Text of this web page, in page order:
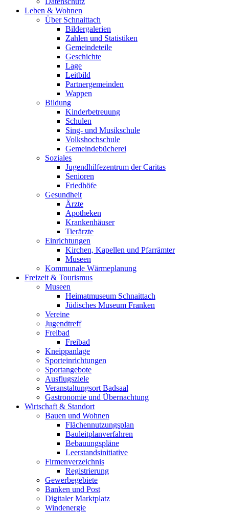
Leben & Wohnen
Über Schnaittach
Bildergalerien
Zahlen und Statistiken
Gemeindeteile
Geschichte
Lage
Leitbild
Partnergemeinden
Wappen
Bildung
Kinderbetreuung
Schulen
Sing- und Musikschule
Volkshochschule
Gemeindebücherei
Soziales
Jugendhilfezentrum der Caritas
Senioren
Friedhöfe
Gesundheit
Ärzte
Apotheken
Krankenhäuser
Tierärzte
Einrichtungen
Kirchen, Kapellen und Pfarrämter
Museen
Kommunale Wärmeplanung
Freizeit & Tourismus
Museen
Heimatmuseum Schnaittach
Jüdisches Museum Franken
Vereine
Jugendtreff
Freibad
Freibad
Kneippanlage
Sporteinrichtungen
Sportangebote
Ausflugsziele
Veranstaltungsort Badsaal
Gastronomie und Übernachtung
Wirtschaft & Standort
Bauen und Wohnen
Flächennutzungsplan
Bauleitplanverfahren
Bebauungspläne
Leerstandsinitiative
Firmenverzeichnis
Registrierung
Gewerbegebiete
Banken und Post
Digitaler Marktplatz
Windenergie